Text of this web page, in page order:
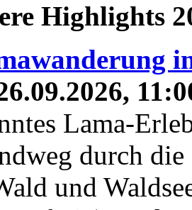
Highlights
Lama-
durch
und